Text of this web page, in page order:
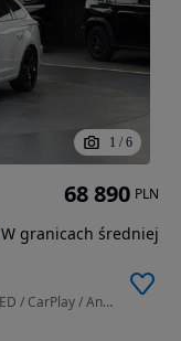
1 / 6
1984 cm3 • 190 KM • FR / Beats Audio / ACC / LED / CarPlay / Android Auto / Podgrz. fotele
68 890 PLN
W granicach średniej